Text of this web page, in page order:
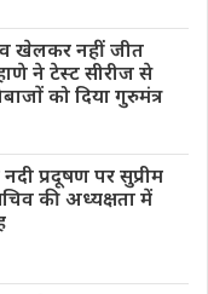
खेलकर नहीं जीत
ने टेस्ट सीरीज से
को दिया गुरुमंत्र
प्रदूषण पर सुप्रीम
की अध्यक्षता में